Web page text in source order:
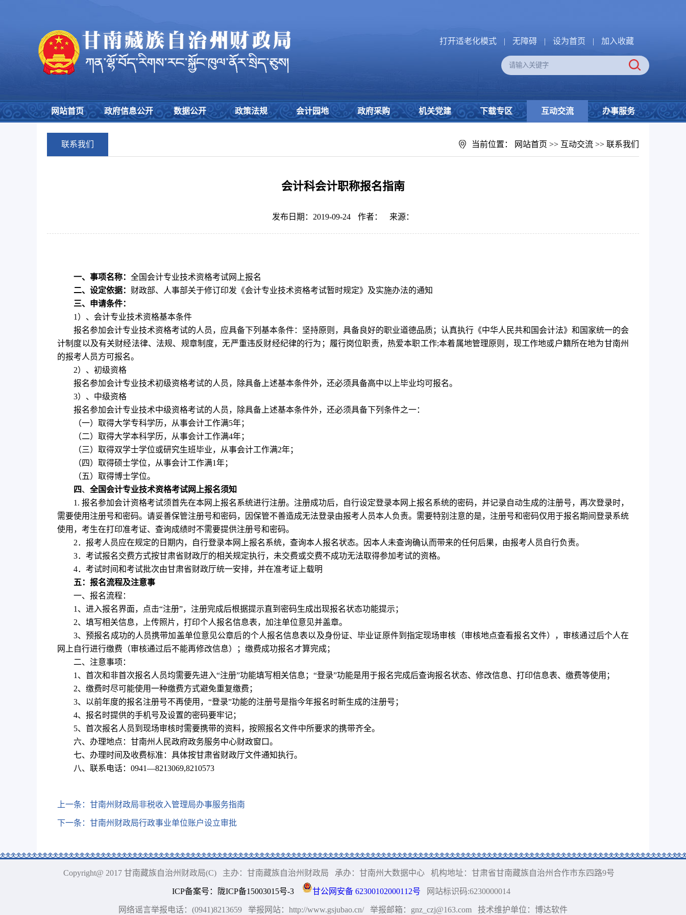
打开适老化模式 | 无障碍 | 设为首页 | 加入收藏
网站首页 政府信息公开 数据公开 政策法规 会计园地 政府采购 机关党建 下载专区 互动交流 办事服务
联系我们 当前位置： 网站首页 >> 互动交流 >> 联系我们
会计科会计职称报名指南
发布日期：2019-09-24 作者： 来源：
一、事项名称： 全国会计专业技术资格考试网上报名
二、设定依据： 财政部、人事部关于修订印发《会计专业技术资格考试暂时规定》及实施办法的通知
三、申请条件：
1）、会计专业技术资格基本条件
报名参加会计专业技术资格考试的人员，应具备下列基本条件：坚持原则，具备良好的职业道德品质；认真执行《中华人民共和国会计法》和国家统一的会
计制度以及有关财经法律、法规、规章制度，无严重违反财经纪律的行为；履行岗位职责，热爱本职工作;本着属地管理原则，现工作地或户籍所在地为甘南州
的报考人员方可报名。
2）、初级资格
报名参加会计专业技术初级资格考试的人员，除具备上述基本条件外，还必须具备高中以上毕业均可报名。
3）、中级资格
报名参加会计专业技术中级资格考试的人员，除具备上述基本条件外，还必须具备下列条件之一：
（一）取得大学专科学历，从事会计工作满5年；
（二）取得大学本科学历，从事会计工作满4年；
（三）取得双学士学位或研究生班毕业，从事会计工作满2年；
（四）取得硕士学位，从事会计工作满1年；
（五）取得博士学位。
四、 全国会计专业技术资格考试网上报名须知
1. 报名参加会计资格考试须首先在本网上报名系统进行注册。注册成功后，自行设定登录本网上报名系统的密码，并记录自动生成的注册号，再次登录时，
需要使用注册号和密码。请妥善保管注册号和密码，因保管不善造成无法登录由报考人员本人负责。需要特别注意的是，注册号和密码仅用于报名期间登录系统
使用，考生在打印准考证、查询成绩时不需要提供注册号和密码。
2．报考人员应在规定的日期内，自行登录本网上报名系统，查询本人报名状态。因本人未查询确认而带来的任何后果，由报考人员自行负责。
3．考试报名交费方式按甘肃省财政厅的相关规定执行，未交费或交费不成功无法取得参加考试的资格。
4．考试时间和考试批次由甘肃省财政厅统一安排，并在准考证上载明
五：报名流程及注意事
一、报名流程：
1、进入报名界面，点击“注册”，注册完成后根据提示直到密码生成出现报名状态功能提示；
2、填写相关信息，上传照片，打印个人报名信息表，加注单位意见并盖章。
3、预报名成功的人员携带加盖单位意见公章后的个人报名信息表以及身份证、毕业证原件到指定现场审核（审核地点查看报名文件），审核通过后个人在
网上自行进行缴费（审核通过后不能再修改信息）；缴费成功报名才算完成；
二、注意事项：
1、首次和非首次报名人员均需要先进入“注册”功能填写相关信息；“登录”功能是用于报名完成后查询报名状态、修改信息、打印信息表、缴费等使用；
2、缴费时尽可能使用一种缴费方式避免重复缴费；
3、以前年度的报名注册号不再使用，“登录”功能的注册号是指今年报名时新生成的注册号；
4、报名时提供的手机号及设置的密码要牢记；
5、首次报名人员到现场审核时需要携带的资料，按照报名文件中所要求的携带齐全。
六、办理地点：甘南州人民政府政务服务中心财政窗口。
七、办理时间及收费标准：具体按甘肃省财政厅文件通知执行。
八、联系电话：0941—8213069,8210573
上一条： 甘南州财政局非税收入管理局办事服务指南
下一条： 甘南州财政局行政事业单位账户设立审批
Copyright@ 2017 甘南藏族自治州财政局(C) 主办：甘南藏族自治州财政局 承办：甘南州大数据中心 机构地址：甘肃省甘南藏族自治州合作市东四路9号
ICP备案号 ： 陇ICP备15003015号-3 甘公网安备 62300102000112号 网站标识码:6230000014
网络谣言举报电话：(0941)8213659 举报网站：http://www.gsjubao.cn/ 举报邮箱：gnz_czj@163.com 技术维护单位：博达软件